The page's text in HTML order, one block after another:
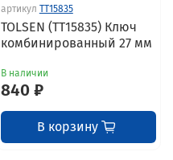
артикул TT15835
TOLSEN (TT15835) Ключ
комбинированный 27 мм
В наличии
840 ₽
В корзину